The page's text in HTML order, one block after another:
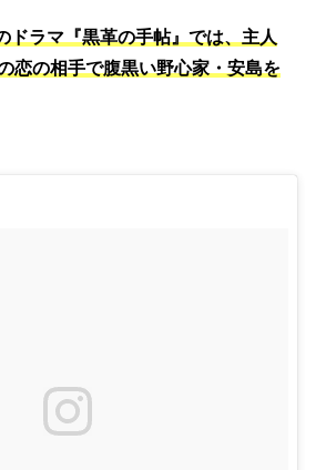
ドラマ『黒革の手帖』では、主人
恋の相手で腹黒い野心家・安島を